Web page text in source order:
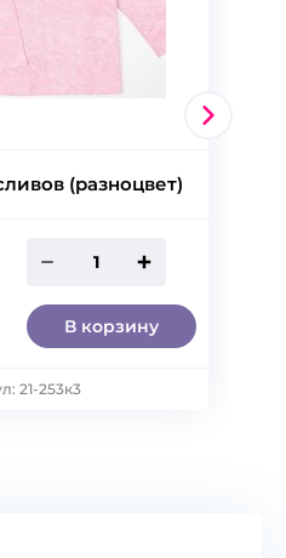
(разноцвет)
В корзину
21-253к3